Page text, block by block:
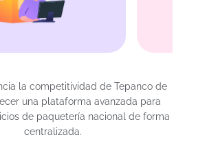
la competitividad de Tepanco de
una plataforma avanzada para
de paquetería nacional de forma
centralizada.